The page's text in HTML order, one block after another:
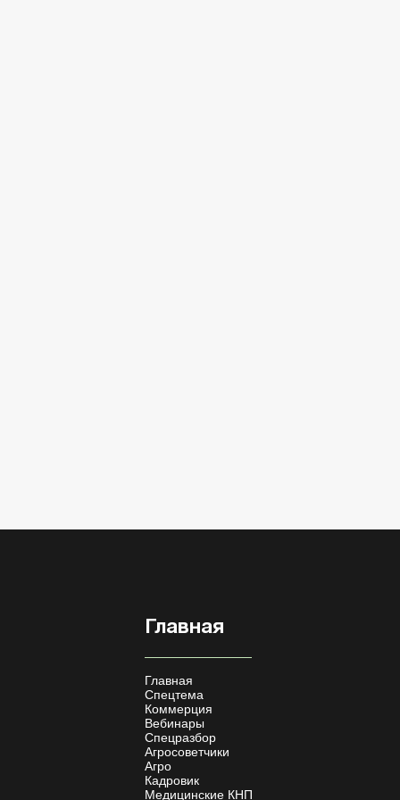
Главная
Главная
Спецтема
Коммерция
Вебинары
Спецразбор
Агросоветчики
Агро
Кадровик
Медицинские КНП